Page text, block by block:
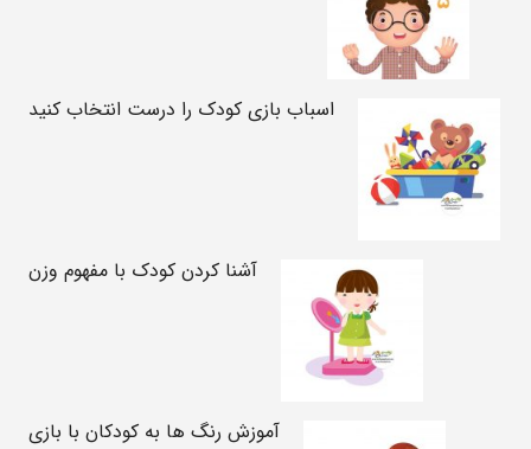
اسباب بازی کودک را درست انتخاب کنید
آشنا کردن کودک با مفهوم وزن
آموزش رنگ ها به کودکان با بازی